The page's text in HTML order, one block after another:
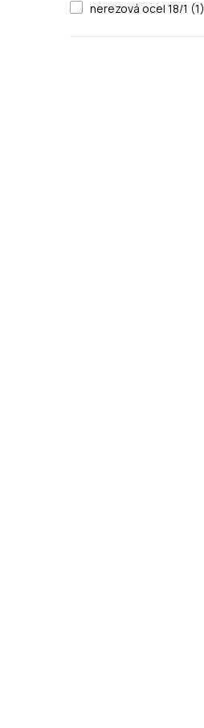
nerezová ocel 18/1 (1)